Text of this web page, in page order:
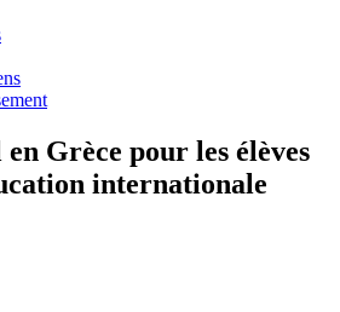
Grèce pour les élèves
internationale